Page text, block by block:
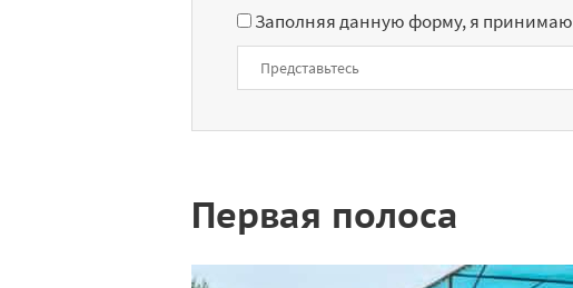
Заполняя данную форму, я принимаю
Первая полоса